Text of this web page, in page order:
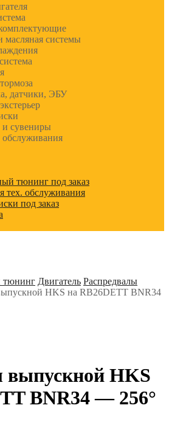
масляная системы
датчики, ЭБУ
и сувениры
обслуживания
тюнинг под заказ
тех. обслуживания
под заказ
тюнинг Двигатель Распредвалы
HKS на RB26DETT BNR34
выпускной HKS
BNR34 — 256°